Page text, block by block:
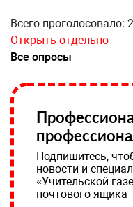
Всего проголосовало:
Открыть отдельно
Все опросы
Подпишитесь,
новости и
«Учительской
почтового ящика